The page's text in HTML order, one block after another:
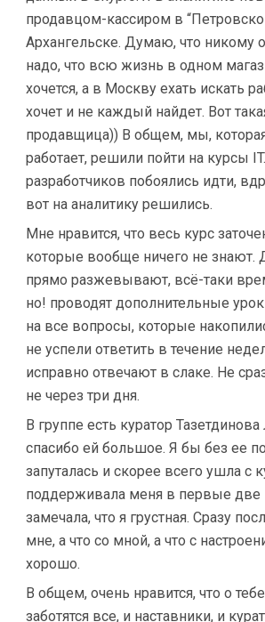
продавцом-кассиром в
Архангельске. Думаю, что никому
надо, что всю жизнь в одном
хочется, а в Москву ехать искать
хочет и не каждый найдет. Вот
продавщица)) В общем, мы,
работает, решили пойти на курсы
разработчиков побоялись идти,
вот на аналитику решились.
Мне нравится, что весь курс
которые вообще ничего не знают.
прямо разжевывают, всё-таки
но! проводят дополнительные
на все вопросы, которые
не успели ответить в течение
исправно отвечают в слаке. Не
не через три дня.
В группе есть куратор
спасибо ей большое. Я бы без ее
запуталась и скорее всего ушла с
поддерживала меня в первые две
замечала, что я грустная. Сразу
мне, а что со мной, а что с
хорошо.
В общем, очень нравится, что о
заботятся все, и наставники, и